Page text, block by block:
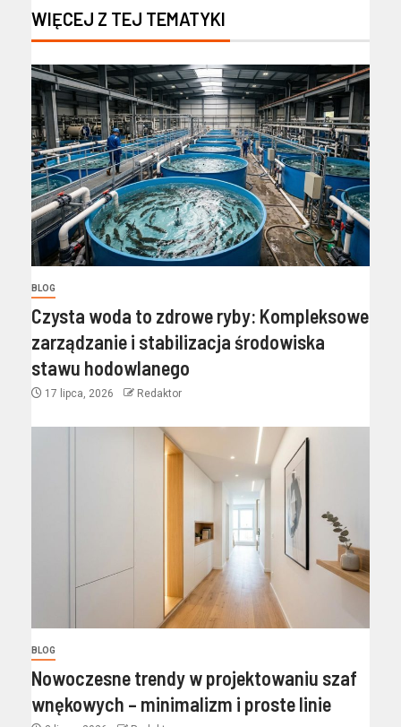
WIĘCEJ Z TEJ TEMATYKI
BLOG
Czysta woda to zdrowe ryby: Kompleksowe
zarządzanie i stabilizacja środowiska
stawu hodowlanego
17 lipca, 2026 Redaktor
BLOG
Nowoczesne trendy w projektowaniu szaf
wnękowych – minimalizm i proste linie